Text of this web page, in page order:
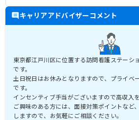
キャリアアドバイザーコメント
東京都江戸川区に位置する訪問看護ステーシ
です。
土日祝日はお休みとなりますので、プライベ
です。
インセンティブ手当がございますので高収入
ご興味のある方には、面接対策ポイントなど
しますので、お気軽にご相談ください。